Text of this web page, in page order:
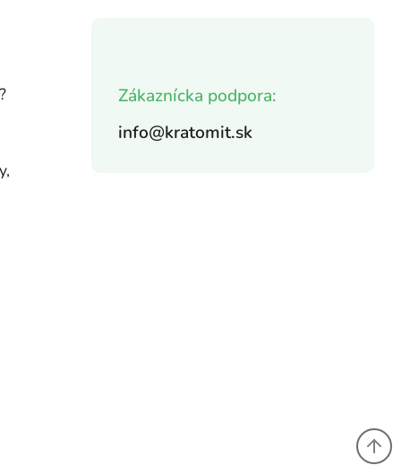
Zákaznícka podpora:
info@kratomit.sk